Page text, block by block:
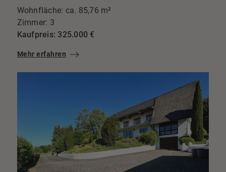
Wohnfläche: ca. 85,76 m²
Zimmer: 3
Kaufpreis: 325.000 €
Mehr erfahren